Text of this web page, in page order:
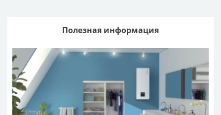
Полезная информация